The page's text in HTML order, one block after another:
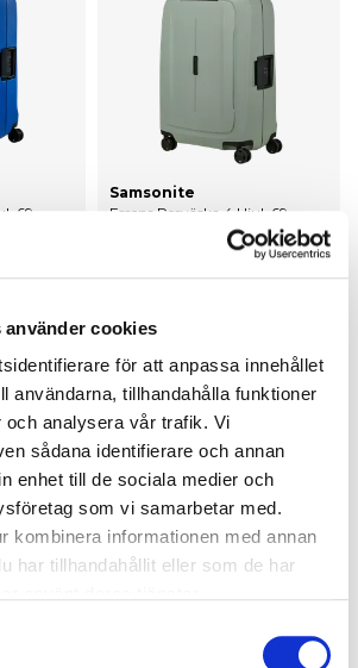
använder cookies
för att anpassa innehållet
användarna, tillhandahålla funktioner
och analysera vår trafik. Vi
sådana identifierare och annan
enhet till de sociala medier och
som vi samarbetar med.
kombinera informationen med annan
har tillhandahållit eller som de har
69
Essens Resväska 4 Hjul, 69
Samsonite
2 699 kr